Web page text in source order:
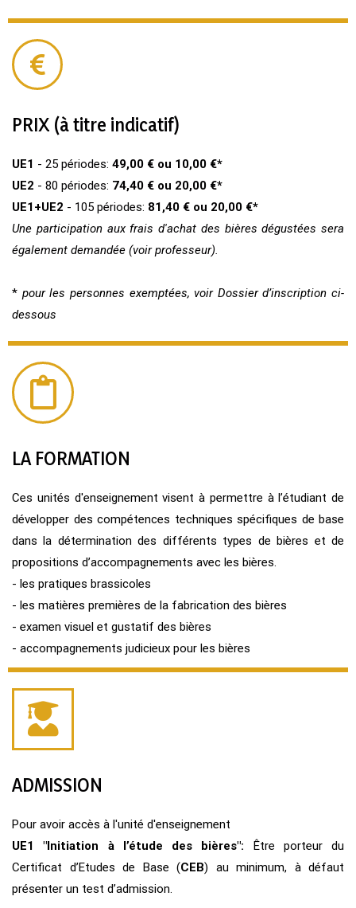
PRIX (à titre indicatif)
UE1 - 25 périodes: 49,00 € ou 10,00 €*
UE2 - 80 périodes: 74,40 € ou 20,00 €*
UE1+UE2 - 105 périodes: 81,40 € ou 20,00 €*
Une participation aux frais d'achat des bières dégustées sera
également demandée (voir professeur).
* pour les personnes exemptées, voir Dossier d’inscription ci-
dessous
LA FORMATION
Ces unités d'enseignement visent à permettre à l’étudiant de
développer des compétences techniques spécifiques de base
dans la détermination des différents types de bières et de
propositions d’accompagnements avec les bières.
- les pratiques brassicoles
- les matières premières de la fabrication des bières
- examen visuel et gustatif des bières
- accompagnements judicieux pour les bières
ADMISSION
Pour avoir accès à l'unité d'enseignement
UE1 "Initiation à l’étude des bières": Être porteur du
Certificat d’Etudes de Base (CEB) au minimum, à défaut
présenter un test d’admission.